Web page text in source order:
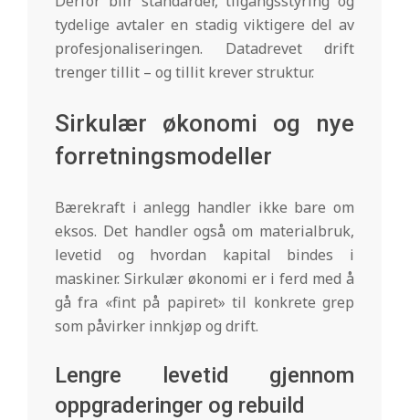
tydelige avtaler en stadig viktigere del av
profesjonaliseringen. Datadrevet drift
trenger tillit – og tillit krever struktur.
Sirkulær økonomi og nye
forretningsmodeller
Bærekraft i anlegg handler ikke bare om
eksos. Det handler også om materialbruk,
levetid og hvordan kapital bindes i
maskiner. Sirkulær økonomi er i ferd med å
gå fra «fint på papiret» til konkrete grep
som påvirker innkjøp og drift.
Lengre levetid gjennom
oppgraderinger og rebuild